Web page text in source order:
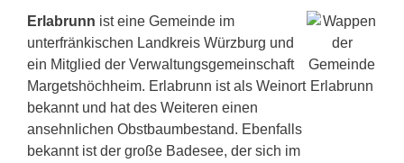
Erlabrunn ist eine Gemeinde im
unterfränkischen Landkreis Würzburg und
ein Mitglied der Verwaltungsgemeinschaft
Margetshöchheim. Erlabrunn ist als Weinort
bekannt und hat des Weiteren einen
ansehnlichen Obstbaumbestand. Ebenfalls
bekannt ist der große Badesee, der sich im